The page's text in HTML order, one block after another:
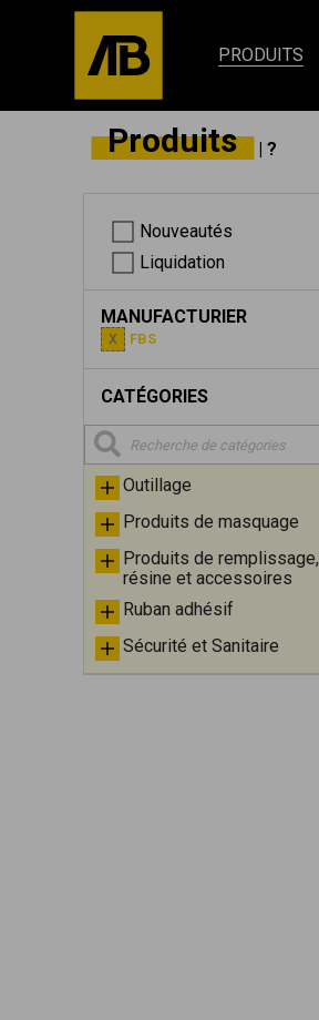
PRODUITS
Produits | ?
Nouveautés
Liquidation
MANUFACTURIER
FBS
CATÉGORIES
Outillage
Produits de masquage
Produits de remplissage,
résine et accessoires
Ruban adhésif
Sécurité et Sanitaire